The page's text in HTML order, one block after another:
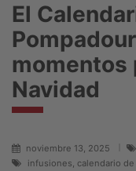
El
momentos
Navidad
noviembre 13, 2025
infusiones, calendario